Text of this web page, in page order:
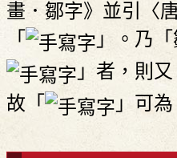
畫．鄒字》並引〈
「
」。乃
」者，則又
故「
」可